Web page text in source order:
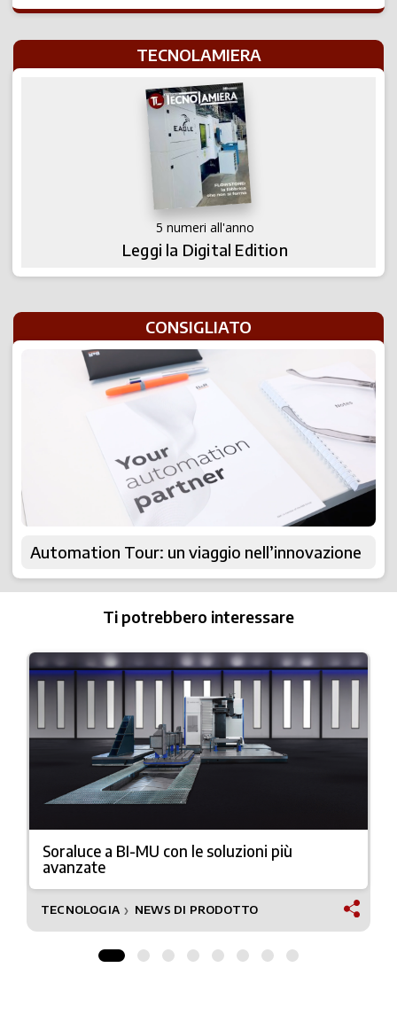
TECNOLAMIERA
5 numeri all'anno
Leggi la Digital Edition
CONSIGLIATO
Automation Tour: un viaggio nell’innovazione
Ti potrebbero interessare
Soraluce a BI-MU con le soluzioni più
avanzate
TECNOLOGIA ❯ NEWS DI PRODOTTO